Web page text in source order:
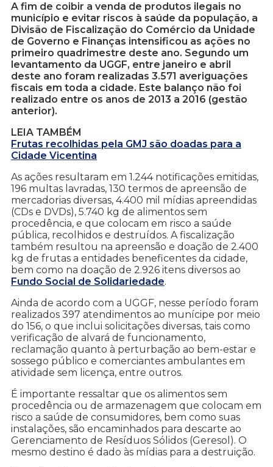
A fim de coibir a venda de produtos ilegais no
município e evitar riscos à saúde da população, a
Divisão de Fiscalização do Comércio da Unidade
de Governo e Finanças intensificou as ações no
primeiro quadrimestre deste ano. Segundo um
levantamento da UGGF, entre janeiro e abril
deste ano foram realizadas 3.571 averiguações
fiscais em toda a cidade. Este balanço não foi
realizado entre os anos de 2013 a 2016 (gestão
anterior).
LEIA TAMBÉM
Frutas recolhidas pela GMJ são doadas para a
Cidade Vicentina
As ações resultaram em 1.244 notificações emitidas,
196 multas lavradas, 130 termos de apreensão de
mercadorias diversas, 4.400 mil mídias apreendidas
(CDs e DVDs), 5.740 kg de alimentos sem
procedência, e que colocam em risco a saúde
pública, recolhidos e destruídos. A fiscalização
também resultou na apreensão e doação de 2.400
kg de frutas a entidades beneficentes da cidade,
bem como na doação de 2.926 itens diversos ao
Fundo Social de Solidariedade.
Ainda de acordo com a UGGF, nesse período foram
realizados 397 atendimentos ao munícipe por meio
do 156, o que inclui solicitações diversas, tais como
verificação de alvará de funcionamento,
reclamação quanto à perturbação ao bem-estar e
sossego público e comerciantes ambulantes em
atividade sem licença, entre outros.
É importante ressaltar que os alimentos sem
procedência ou de armazenagem que colocam em
risco a saúde de consumidores, bem como suas
instalações, são encaminhados para descarte ao
Gerenciamento de Resíduos Sólidos (Geresol). O
mesmo destino é dado às mídias para a destruição.